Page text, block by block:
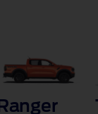
Ranger